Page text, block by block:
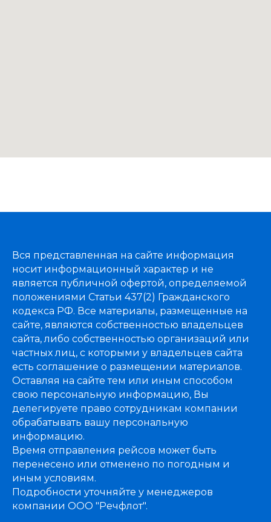
Вся представленная на сайте информация
носит информационный характер и не
является публичной офертой, определяемой
положениями Статьи 437(2) Гражданского
кодекса РФ. Все материалы, размещенные на
сайте, являются собственностью владельцев
сайта, либо собственностью организаций или
частных лиц, с которыми у владельцев сайта
есть соглашение о размещении материалов.
Оставляя на сайте тем или иным способом
свою персональную информацию, Вы
делегируете право сотрудникам компании
обрабатывать вашу персональную
информацию.
Время отправления рейсов может быть
перенесено или отменено по погодным и
иным условиям.
Подробности уточняйте у менеджеров
компании ООО "Речфлот".